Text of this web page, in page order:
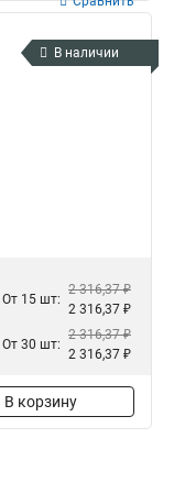
В наличии
От 15 шт:
2 316,37 ₽
2 316,37 ₽
От 30 шт:
2 316,37 ₽
2 316,37 ₽
В корзину